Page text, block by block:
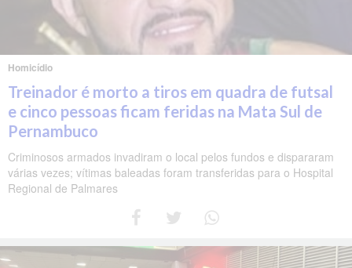
Homicídio
Treinador é morto a tiros em quadra de futsal
e cinco pessoas ficam feridas na Mata Sul de
Pernambuco
Criminosos armados invadiram o local pelos fundos e dispararam
várias vezes; vítimas baleadas foram transferidas para o Hospital
Regional de Palmares